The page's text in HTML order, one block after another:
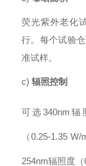
荧光紫外老化
行。每个试验
准试样。
c) 辐照控制
可选340nm 辐
（0.25-1.35 W/
254nm辐照度（